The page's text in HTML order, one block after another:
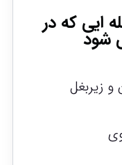
ایی که در
شود
و زیربغل